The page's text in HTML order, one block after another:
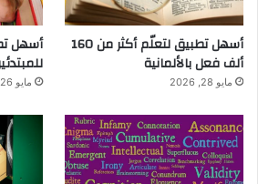
أسهل تطبيق لتعلّم أكثر من 160
ألف فعل بالألمانية
مايو 28, 2026
أسهل
مايو 26, 2026